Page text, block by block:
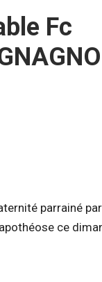
Fc
parrainé
ce